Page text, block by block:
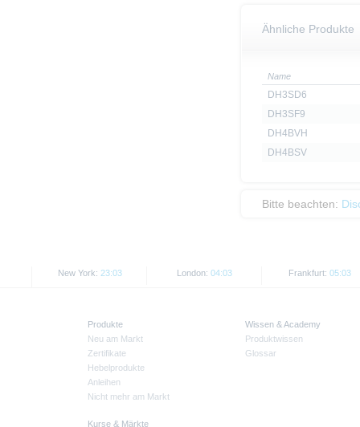
Ähnliche Produkte
Name
DH3SD6
DH3SF9
DH4BVH
DH4BSV
Bitte beachten:
New York: 23:03 London: 04:03 Frankfurt: 05:03
Produkte
Neu am Markt
Zertifikate
Hebelprodukte
Anleihen
Nicht mehr am Markt
Kurse & Märkte
Wissen & Academy
Produktwissen
Glossar